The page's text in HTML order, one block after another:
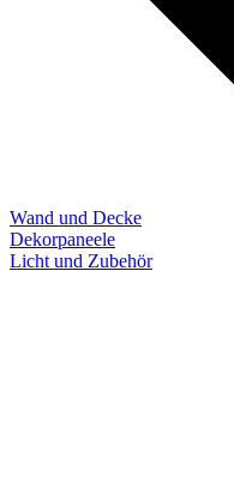
Wand und Decke
Dekorpaneele
Licht und Zubehör